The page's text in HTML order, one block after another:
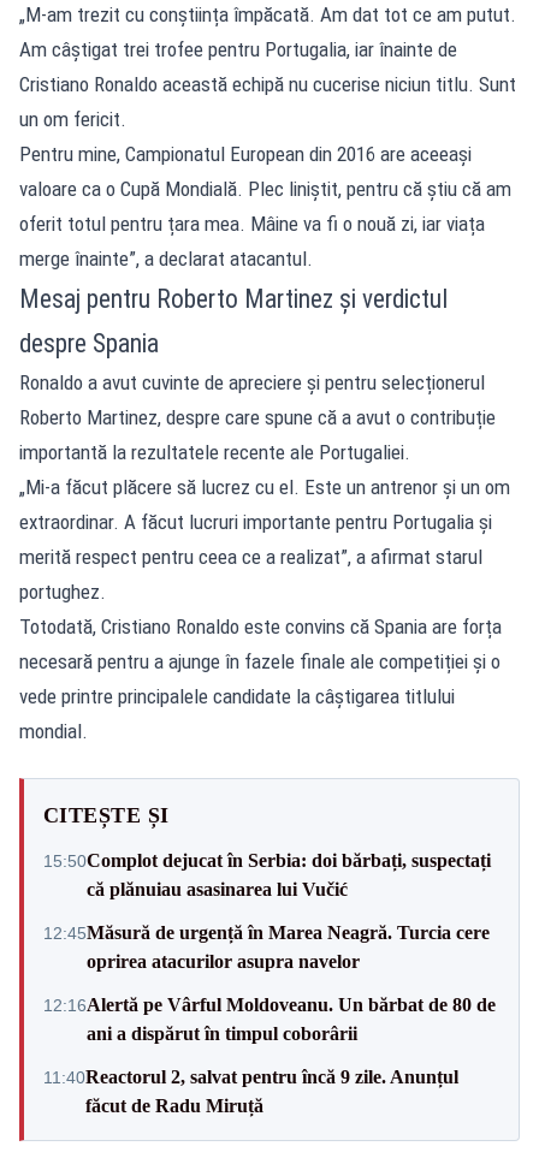
„M-am trezit cu conștiința împăcată. Am dat tot ce am putut.
Am câștigat trei trofee pentru Portugalia, iar înainte de
Cristiano Ronaldo această echipă nu cucerise niciun titlu. Sunt
un om fericit.
Pentru mine, Campionatul European din 2016 are aceeași
valoare ca o Cupă Mondială. Plec liniștit, pentru că știu că am
oferit totul pentru țara mea. Mâine va fi o nouă zi, iar viața
merge înainte”, a declarat atacantul.
Mesaj pentru Roberto Martinez și verdictul
despre Spania
Ronaldo a avut cuvinte de apreciere și pentru selecționerul
Roberto Martinez, despre care spune că a avut o contribuție
importantă la rezultatele recente ale Portugaliei.
„Mi-a făcut plăcere să lucrez cu el. Este un antrenor și un om
extraordinar. A făcut lucruri importante pentru Portugalia și
merită respect pentru ceea ce a realizat”, a afirmat starul
portughez.
Totodată, Cristiano Ronaldo este convins că Spania are forța
necesară pentru a ajunge în fazele finale ale competiției și o
vede printre principalele candidate la câștigarea titlului
mondial.
CITEȘTE ȘI
15:50Complot dejucat în Serbia: doi bărbați, suspectați
că plănuiau asasinarea lui Vučić
12:45Măsură de urgență în Marea Neagră. Turcia cere
oprirea atacurilor asupra navelor
12:16Alertă pe Vârful Moldoveanu. Un bărbat de 80 de
ani a dispărut în timpul coborârii
11:40Reactorul 2, salvat pentru încă 9 zile. Anunțul
făcut de Radu Miruță